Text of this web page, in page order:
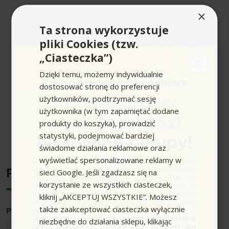
760 Karcher, który stanie się Twoim niezawodnym
partnerem w eliminowaniu uporczywych plam i
zabrudzeń. Ta rewolucyjna formuła, specjalnie
zaprojektowana przez ekspertów Karcher, gwarantuje
niezrównaną czystość dywanów, tapicerek, wykładzin
i szerokiej gamy innych materiałów. Rozpuszczając
Rozwiń pełen opis produktu
Producent
Producent: Karcher
×
Ta strona wykorzystuje
pliki Cookies (tzw.
„Ciasteczka”)
Dzięki temu, możemy indywidualnie
dostosować stronę do preferencji
użytkowników, podtrzymać sesję
użytkownika (w tym zapamiętać dodane
produkty do koszyka), prowadzić
statystyki, podejmować bardziej
świadome działania reklamowe oraz
wyświetlać spersonalizowane reklamy w
sieci Google. Jeśli zgadzasz się na
korzystanie ze wszystkich ciasteczek,
kliknij „AKCEPTUJ WSZYSTKIE”. Możesz
także zaakceptować ciasteczka wyłącznie
niezbędne do działania sklepu, klikając
Zrób pierwszy krok i odbierz
Kod rabatowy
o wartości 25zł
na kolejne zakupy!
Zapisz się do newslettera, załóż konto i dokonaj
pierwszych zakupów. W ramach podziękowania
otrzymasz kod rabatowy o wartości
wykorzystania przy kolejnym zamówieniu w
naszym sklepie (minimalna wartość zamówienia
to 100zł przed naliczeniem rabatu). Kod nie łączy
się z innymi kodami rabatowymi.
Zapisując się do naszego newslettera
jako pierwszy otrzymasz dostęp do